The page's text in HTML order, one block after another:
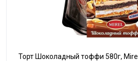
Торт Шоколадный тоффи 580г, Mirel